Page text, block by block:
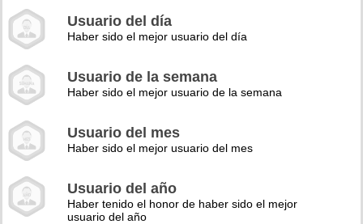
Usuario del día
Haber sido el mejor usuario del día
Usuario de la semana
Haber sido el mejor usuario de la semana
Usuario del mes
Haber sido el mejor usuario del mes
Usuario del año
Haber tenido el honor de haber sido el mejor
usuario del año